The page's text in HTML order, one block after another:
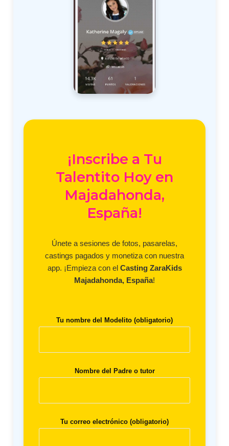
¡Inscribe a Tu
Talentito Hoy en
Majadahonda,
España!
Únete a sesiones de fotos, pasarelas,
castings pagados y monetiza con nuestra
app. ¡Empieza con el Casting ZaraKids
Majadahonda, España!
Tu nombre del Modelito (obligatorio)
Nombre del Padre o tutor
Tu correo electrónico (obligatorio)